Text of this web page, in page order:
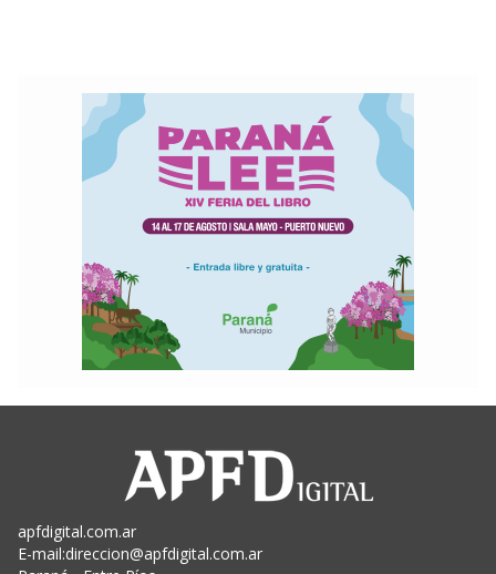
apfdigital.com.ar
E-mail:direccion@apfdigital.com.ar